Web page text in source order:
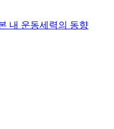
내 운동세력의 동향